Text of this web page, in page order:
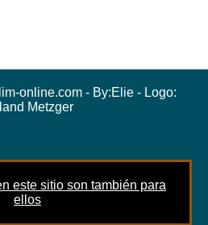
online.com - By:Elie - Logo:
Metzger
este sitio son también para
ellos